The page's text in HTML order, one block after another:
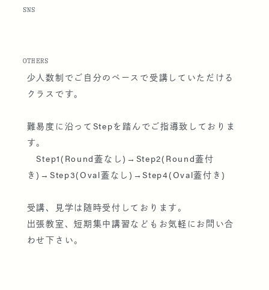
SNS
OTHERS
少人数制でご自分のペースで受講していただける
クラスです。
難易度に沿ってStepを踏んでご指導致しておりま
す。
Step1(Round蓋なし)→Step2(Round蓋付
き)→Step3(Oval蓋なし)→Step4(Oval蓋付き)
受講、見学は随時受付しております。
出張教室、短期集中講習などもお気軽にお問い合
わせ下さい。